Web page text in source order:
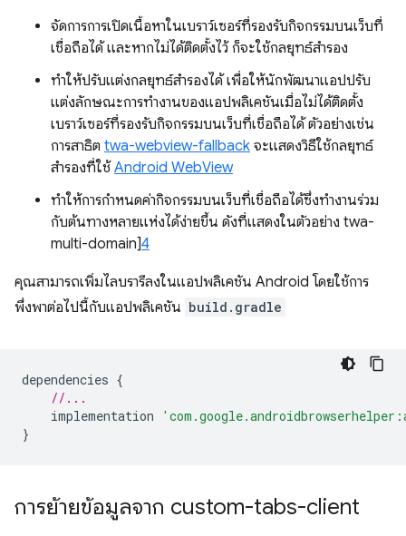
จัดการการเปิดเนื้อหาในเบราว์เซอร์ที่รองรับกิจกรรมบนเว็บที่
เชื่อถือได้ และหากไม่ได้ติดตั้งไว้ ก็จะใช้กลยุทธ์สำรอง
ทำให้ปรับแต่งกลยุทธ์สำรองได้ เพื่อให้นักพัฒนาแอปปรับ
แต่งลักษณะการทำงานของแอปพลิเคชันเมื่อไม่ได้ติดตั้ง
เบราว์เซอร์ที่รองรับกิจกรรมบนเว็บที่เชื่อถือได้ ตัวอย่างเช่น
การสาธิต twa-webview-fallback จะแสดงวิธีใช้กลยุทธ์
สำรองที่ใช้ Android WebView
ทําให้การกำหนดค่ากิจกรรมบนเว็บที่เชื่อถือได้ซึ่งทํางานร่วม
กับต้นทางหลายแห่งได้ง่ายขึ้น ดังที่แสดงในตัวอย่าง twa-
multi-domain]4
คุณสามารถเพิ่มไลบรารีลงในแอปพลิเคชัน Android โดยใช้การ
พึ่งพาต่อไปนี้กับแอปพลิเคชัน build.gradle
dependencies {
//...
implementation
}
การย้ายข้อมูลจาก custom-tabs-client